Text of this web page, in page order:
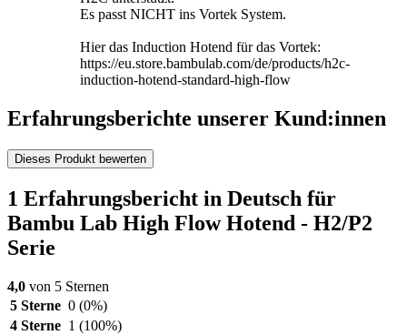
Es passt NICHT ins Vortek System.
Hier das Induction Hotend für das Vortek:
https://eu.store.bambulab.com/de/products/h2c-
induction-hotend-standard-high-flow
Erfahrungsberichte unserer Kund:innen
Dieses Produkt bewerten
1 Erfahrungsbericht in Deutsch für
Bambu Lab High Flow Hotend - H2/P2
Serie
4,0 von 5 Sternen
5 Sterne 0 (0%)
4 Sterne 1 (100%)